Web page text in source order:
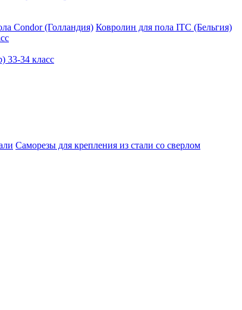
Condor (Голландия) Ковролин для пола ITC (Бельгия)
33-34 класс
Саморезы для крепления из стали со сверлом